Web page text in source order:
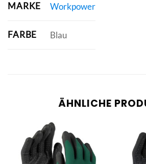
MARKE Workpower
FARBE Blau
ÄHNLICHE